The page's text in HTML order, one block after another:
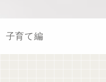
子育て編